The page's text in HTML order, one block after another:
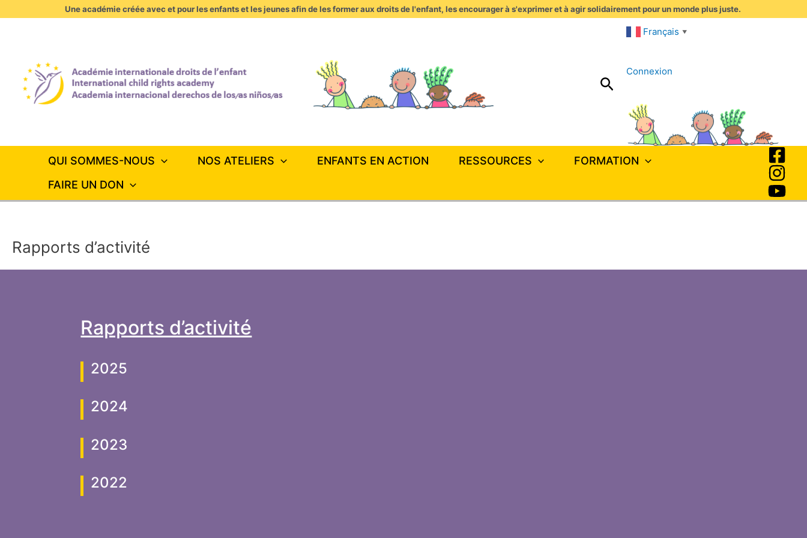
au
Une académie créée avec et pour les enfants et les jeunes afin de les former aux droits de l'enfant, les encourager à s'exprimer et à agir solidairement pour un monde plus juste.
Rechercher
Français ▼
Connexion
QUI SOMMES-NOUS NOS ATELIERS ENFANTS EN ACTION RESSOURCES
FORMATION
FAIRE UN DON
Rapports d’activité
Rapports d’activité
2025
2024
2023
2022